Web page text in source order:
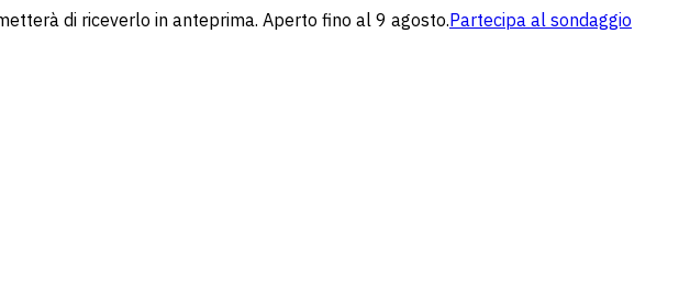
di riceverlo in anteprima. Aperto fino al 9 agosto.Partecipa al sondaggio